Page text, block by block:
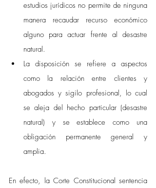
estudios jurídicos no permite de ninguna
manera recaudar recurso económico
alguno para actuar frente al desastre
natural.
La disposición se refiere a aspectos
como la relación entre clientes y
abogados y sigilo profesional, lo cual
se aleja del hecho particular (desastre
natural) y se establece como una
obligación permanente general y
amplia.
En efecto, la Corte Constitucional sentencia